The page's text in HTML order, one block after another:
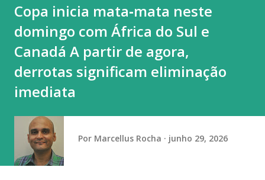
de autoria Antônio Barros, mais conhecida na interpretada
por Ney Matogrosso. Quem também brilhou hoje no topo
do pódio foi Arthur Nory (barra fixa), Caio Souza (barras
paralelas) e Yuri Guimarães (salto). Flavinha começou o
domingo (9) com exibição de alto nível de dificuldade na
trave. Cravou a nota mais alta (13.866) que lhe valeu o
Copa inicia mata‑mata neste
domingo com África do Sul e
Canadá A partir de agora,
derrotas significam eliminação
imediata
Por Marcellus Rocha junho 29, 2026